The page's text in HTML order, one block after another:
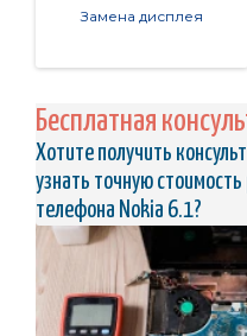
Замена дисплея
Бесплатная
Хотите получить
узнать точную
телефона Nokia 6.1?